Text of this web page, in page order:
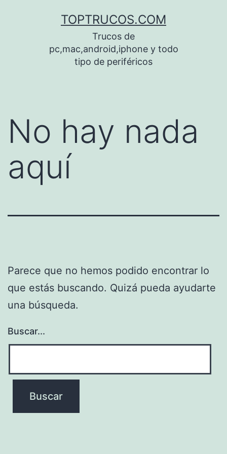
TOPTRUCOS.COM
Trucos de
pc,mac,android,iphone y todo
tipo de periféricos
No hay nada
aquí
Parece que no hemos podido encontrar lo
que estás buscando. Quizá pueda ayudarte
una búsqueda.
Buscar...